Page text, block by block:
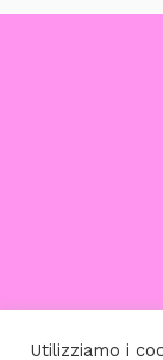
Utilizziamo i